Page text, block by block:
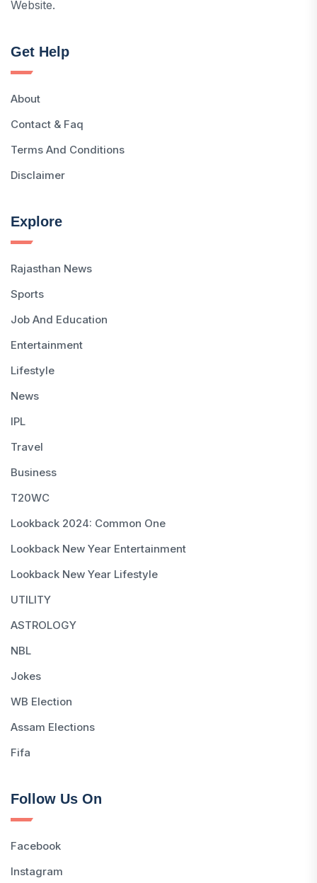
Website.
Get Help
About
Contact & Faq
Terms And Conditions
Disclaimer
Explore
Rajasthan News
Sports
Job And Education
Entertainment
Lifestyle
News
IPL
Travel
Business
T20WC
Lookback 2024: Common One
Lookback New Year Entertainment
Lookback New Year Lifestyle
UTILITY
ASTROLOGY
NBL
Jokes
WB Election
Assam Elections
Fifa
Follow Us On
Facebook
Instagram